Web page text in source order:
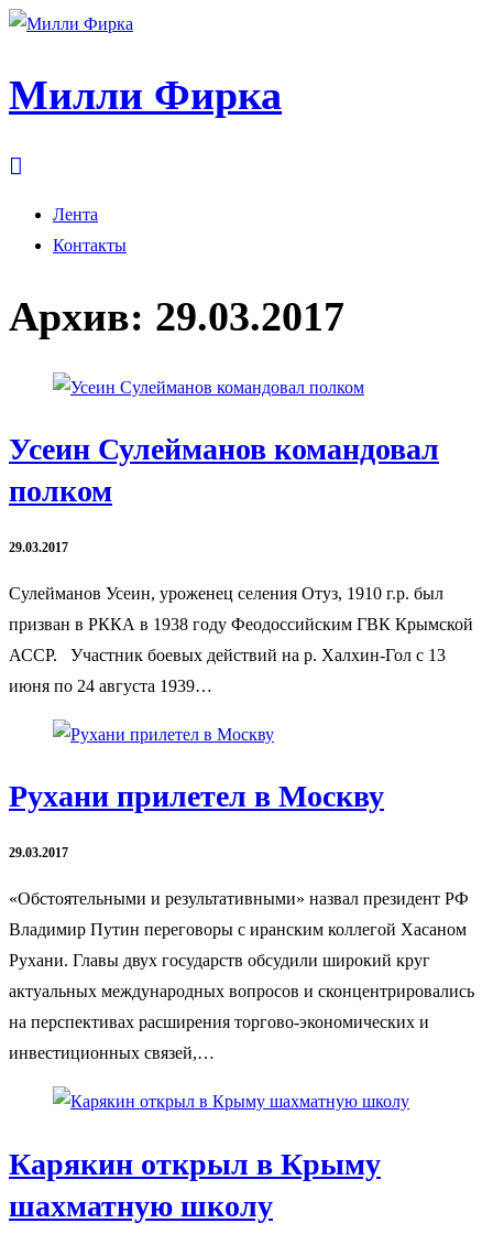
Милли Фирка
Лента
Контакты
Архив: 29.03.2017
Усеин Сулейманов командовал
полком
29.03.2017
Сулейманов Усеин, уроженец селения Отуз, 1910 г.р. был
призван в РККА в 1938 году Феодоссийским ГВК Крымской
АССР. Участник боевых действий на р. Халхин-Гол с 13
июня по 24 августа 1939…
Рухани прилетел в Москву
29.03.2017
«Обстоятельными и результативными» назвал президент РФ
Владимир Путин переговоры с иранским коллегой Хасаном
Рухани. Главы двух государств обсудили широкий круг
актуальных международных вопросов и сконцентрировались
на перспективах расширения торгово-экономических и
инвестиционных связей,…
Карякин открыл в Крыму
шахматную школу